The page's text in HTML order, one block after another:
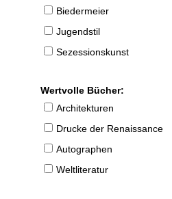
Biedermeier
Jugendstil
Sezessionskunst
Wertvolle Bücher:
Architekturen
Drucke der Renaissance
Autographen
Weltliteratur